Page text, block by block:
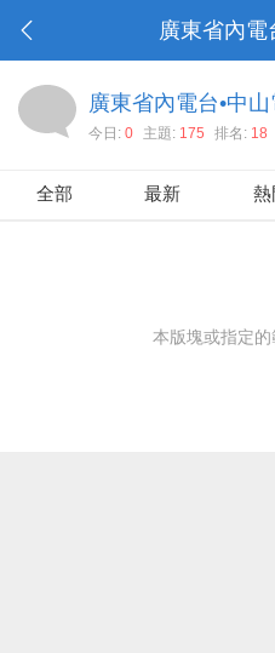
廣東省內電
廣東省內電台•中山
今日: 0 主題: 175 排名: 18
全部 最新 熱
本版塊或指定